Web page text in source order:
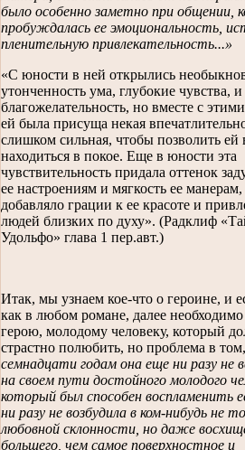
было особенно заметно при общении,
пробуждалась ее эмоциональность,
пленительную привлекательность...»
«С юности в ней открылись
утонченность ума, глубокие чувства,
благожелательность, но вместе с
ей была присуща некая
слишком сильная, чтобы позволить ей
находиться в покое. Еще в юности эта
чувствительность придала оттенок
ее настроениям и мягкость ее манерам,
добавляло грации к ее красоте и
людей близких по духу». (Радклиф
Удольфо» глава 1 пер.авт.)
Итак, мы узнаем кое-что о героине, и
как в любом романе, далее необходимо
герою, молодому человеку, который
страстно полюбить, но проблема в
семнадцати годам она еще ни разу не
на своем пути достойного молодого
который был способен воспламенить
ни разу не возбудила в ком-нибудь не
любовной склонности, но даже
большего, чем самое поверхностное и